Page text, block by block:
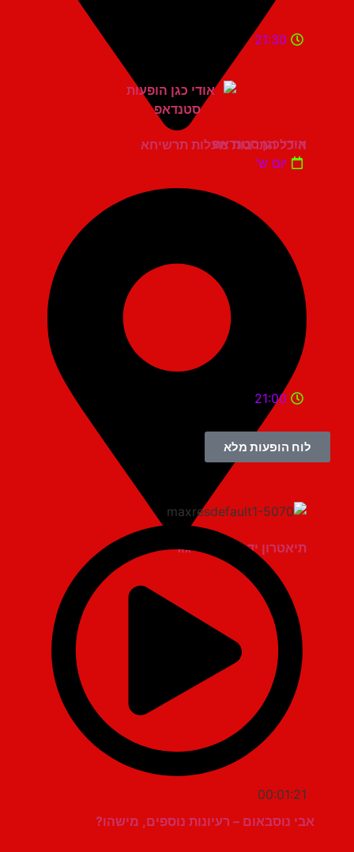
היכל התרבות מעלות תרשיחא
21:30
אודי כגן סטנדאפ
יום ש'
תיאטרון יד למגינים יגור
21:00
לוח הופעות מלא
00:01:21
אבי נוסבאום – רעיונות נוספים, מישהו?